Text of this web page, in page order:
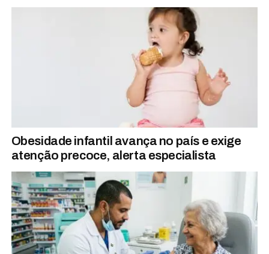
Obesidade infantil avança no país e exige
atenção precoce, alerta especialista